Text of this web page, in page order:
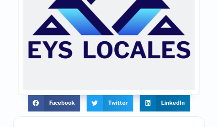
Facebook Twitter LinkedIn